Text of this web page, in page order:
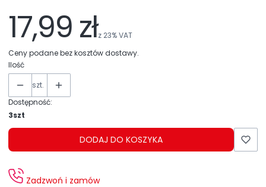
17,99 złz 23%VAT
Ceny podane bez kosztów dostawy.
Ilość
szt.
Dostępność:
3szt
DODAJ DO KOSZYKA
Zadzwoń i zamów